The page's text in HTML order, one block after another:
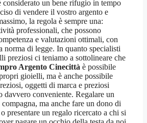
considerato un bene rifugio in tempo
di vendere il vostro argento e
la regola è sempre una:
professionali, che possono
e valutazioni ottimali, con
norma di legge. In quanto specialisti
preziosi ci teniamo a sottolineare che
Argento Cinecittà è possibile
gioielli, ma è anche possibile
oggetti di marca e preziosi
davvero conveniente. Regalare un
ma anche fare un dono di
presentare un regalo ricercato a chi si